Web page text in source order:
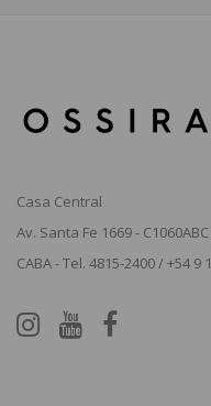
Casa Central
Av. Santa Fe 1669 - C1060ABC
CABA - Tel. 4815-2400 / +54 9